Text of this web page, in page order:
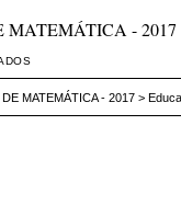
MATEMÁTICA - 2017
MATEMÁTICA - 2017>